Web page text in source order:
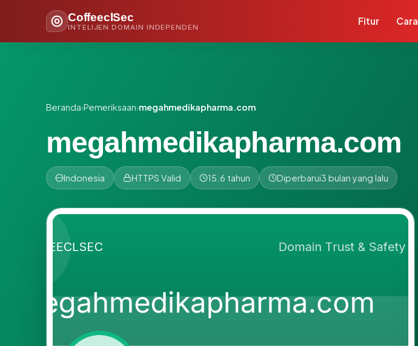
CoffeeclSec
INTELIJEN DOMAIN INDEPENDEN
Fitur Cara
Beranda›Pemeriksaan›megahmedikapharma.com
megahmedikapharma.com
Indonesia HTTPS Valid 15.6 tahun Diperbarui3 bulan yang lalu